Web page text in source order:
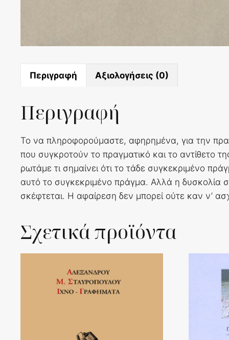
Περιγραφή Αξιολογήσεις (0)
Περιγραφή
Το να πληροφορούμαστε, αφηρημένα, για την
που συγκροτούν το πραγματικό και το αντίθετο
ρωτάμε τι σημαίνει ότι το τάδε συγκεκριμένο
αυτό το συγκεκριμένο πράγμα. Αλλά η δυσκολία
σκέφτεται. Η αφαίρεση δεν μπορεί ούτε καν ν’
Σχετικά προϊόντα